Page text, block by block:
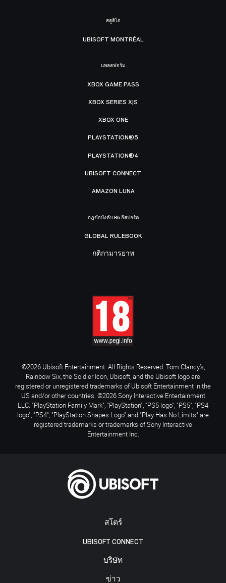
สโตร์
UBISOFT CONNECT
บริษัท
ข่าว
สตูดิโอ
UBISOFT MONTRÉAL
แพลตฟอร์ม
XBOX GAME PASS
XBOX SERIES X|S
XBOX ONE
PLAYSTATION®5
PLAYSTATION®4
UBISOFT CONNECT
AMAZON LUNA
กฎข้อบังคับ R6 อีสปอร์ต
GLOBAL RULEBOOK
กติกามารยาท
©2026 Ubisoft Entertainment. All Rights Reserved. Tom Clancy’s,
Rainbow Six, the Soldier Icon, Ubisoft, and the Ubisoft logo are
registered or unregistered trademarks of Ubisoft Entertainment in the
US and/or other countries. ©2026 Sony Interactive Entertainment
LLC. "PlayStation Family Mark", "PlayStation", "PS5 logo", "PS5", "PS4
logo", "PS4", "PlayStation Shapes Logo" and "Play Has No Limits" are
registered trademarks or trademarks of Sony Interactive
Entertainment Inc.